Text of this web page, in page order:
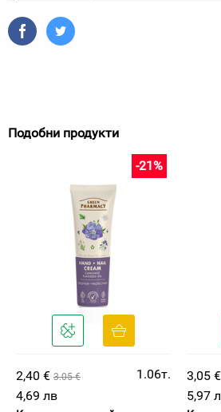
Подобни продукти
2,40 € 3.05 €
-21%
1.06т.
4,69 лв
3,05 €
5,97